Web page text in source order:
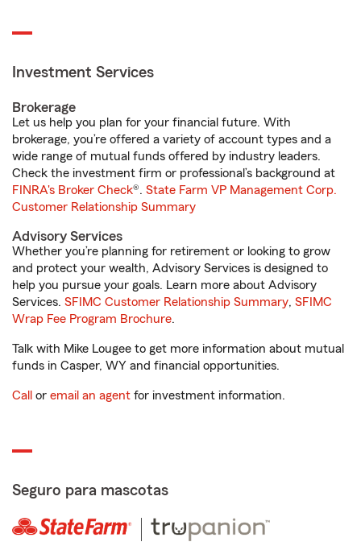
Investment Services
Brokerage
Let us help you plan for your financial future. With
brokerage, you’re offered a variety of account types and a
wide range of mutual funds offered by industry leaders.
Check the investment firm or professional’s background at
FINRA's Broker Check®. State Farm VP Management Corp.
Customer Relationship Summary
Advisory Services
Whether you’re planning for retirement or looking to grow
and protect your wealth, Advisory Services is designed to
help you pursue your goals. Learn more about Advisory
Services. SFIMC Customer Relationship Summary, SFIMC
Wrap Fee Program Brochure.
Talk with Mike Lougee to get more information about mutual
funds in Casper, WY and financial opportunities.
Call or email an agent for investment information.
Seguro para mascotas